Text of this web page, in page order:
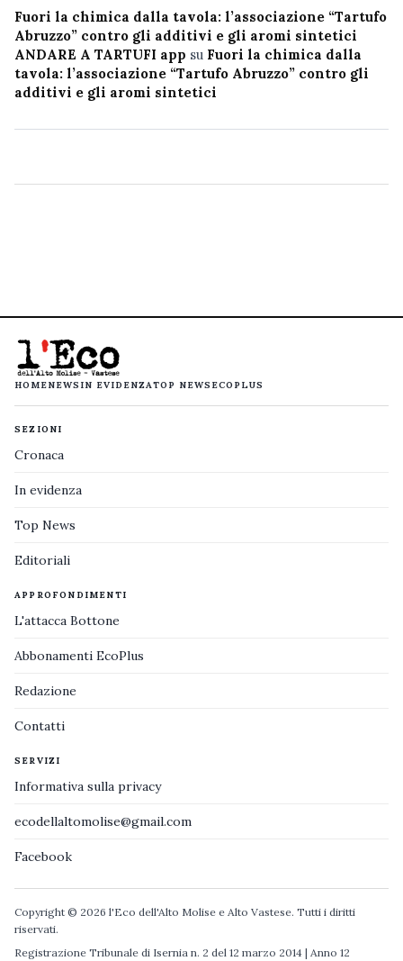
Fuori la chimica dalla tavola: l’associazione “Tartufo
Abruzzo” contro gli additivi e gli aromi sintetici
ANDARE A TARTUFI app su Fuori la chimica dalla
tavola: l’associazione “Tartufo Abruzzo” contro gli
additivi e gli aromi sintetici
HOMENEWS IN EVIDENZATOP NEWS ECOPLUS
SEZIONI
Cronaca
In evidenza
Top News
Editoriali
APPROFONDIMENTI
L'attacca Bottone
Abbonamenti EcoPlus
Redazione
Contatti
SERVIZI
Informativa sulla privacy
ecodellaltomolise@gmail.com
Facebook
Copyright © 2026 l'Eco dell'Alto Molise e Alto Vastese. Tutti i diritti
riservati.
Registrazione Tribunale di Isernia n. 2 del 12 marzo 2014 | Anno 12